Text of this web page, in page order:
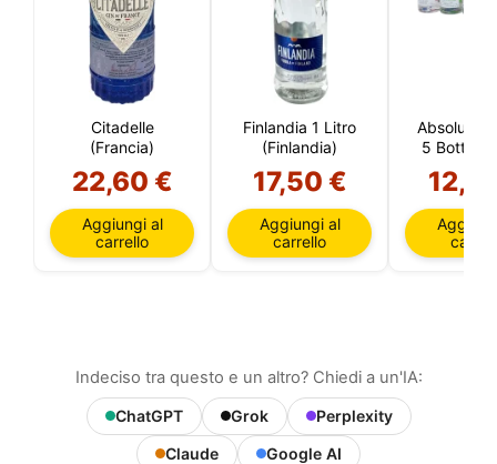
Citadelle
(Francia)
22,60 €
Aggiungi al
carrello
Finlandia 1 Litro
(Finlandia)
17,50 €
Aggiungi al
carrello
Absolut
5
Indeciso tra questo e un altro? Chiedi a un'IA:
ChatGPT Grok
Perplexity
Claude
Google AI